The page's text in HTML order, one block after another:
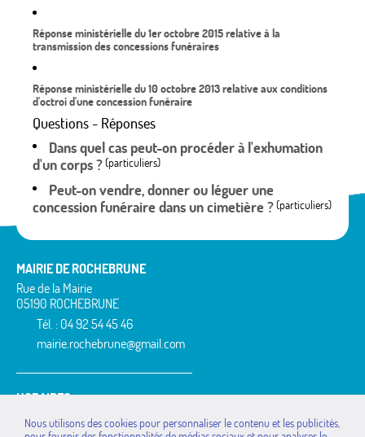
Réponse ministérielle du 1er octobre 2015 relative à la
transmission des concessions funéraires
Réponse ministérielle du 10 octobre 2013 relative aux conditions
d'octroi d'une concession funéraire
Questions - Réponses
Dans quel cas peut-on procéder à l'exhumation
d'un corps ?(particuliers)
Peut-on vendre, donner ou léguer une
concession funéraire dans un cimetière ?(particuliers)
MAIRIE DE ROCHEBRUNE
Rue de la Mairie
05190 ROCHEBRUNE
Tél. : 04 92 54 45 46
mairie.rochebrune@gmail.com
HORAIRES
lundi : de 9h à 11h
mardi : de 9h à 11h
Nous utilisons des cookies pour personnaliser le contenu et les publicités,